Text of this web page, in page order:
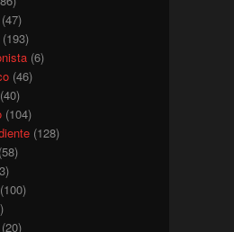
(47)
(6)
(46)
(40)
(104)
(128)
(20)